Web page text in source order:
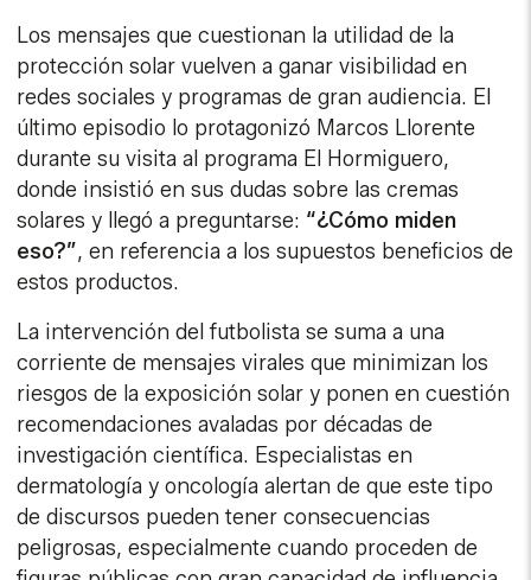
Los mensajes que cuestionan la utilidad de la
protección solar vuelven a ganar visibilidad en
redes sociales y programas de gran audiencia. El
último episodio lo protagonizó Marcos Llorente
durante su visita al programa El Hormiguero,
donde insistió en sus dudas sobre las cremas
solares y llegó a preguntarse: “¿Cómo miden
eso?”, en referencia a los supuestos beneficios de
estos productos.
La intervención del futbolista se suma a una
corriente de mensajes virales que minimizan los
riesgos de la exposición solar y ponen en cuestión
recomendaciones avaladas por décadas de
investigación científica. Especialistas en
dermatología y oncología alertan de que este tipo
de discursos pueden tener consecuencias
peligrosas, especialmente cuando proceden de